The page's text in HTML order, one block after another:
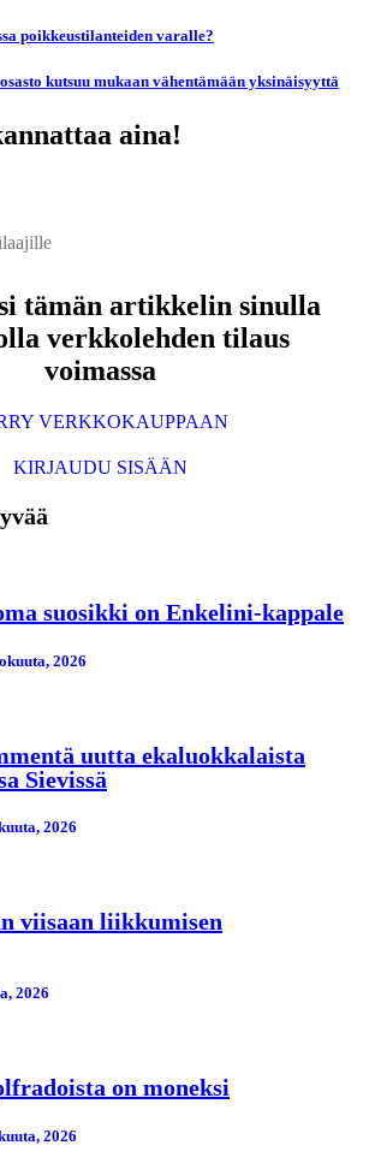
poikkeustilanteiden varalle?
kutsuu mukaan vähentämään yksinäisyyttä
aina!
tämän artikkelin sinulla
verkkolehden tilaus
voimassa
VERKKOKAUPPAAN
KIRJAUDU SISÄÄN
suosikki on Enkelini-kappale
2026
uutta ekaluokkalaista
Sievissä
2026
viisaan liikkumisen
2026
on moneksi
2026